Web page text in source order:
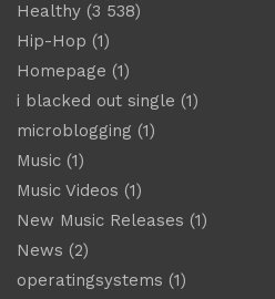
Healthy (3 538)
Hip-Hop (1)
Homepage (1)
i blacked out single (1)
microblogging (1)
Music (1)
Music Videos (1)
New Music Releases (1)
News (2)
operatingsystems (1)